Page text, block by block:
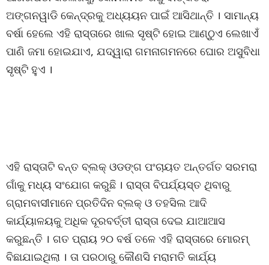
ଅଙ୍ଗନୱାଡି କେନ୍ଦ୍ରକୁ ଅଧ୍ୟୟନ ପାଇଁ ଆସିଥାନ୍ତି । ସାମାନ୍ୟ
ବର୍ଷା ହେଲେ ଏହି ରାସ୍ତାରେ ଖାଲ ସୃଷ୍ଟି ହୋଇ ଆଣ୍ଠୁଏ ଲେଖାଏଁ
ପାଣି ଜମା ହୋଇଯାଏ, ଯଦ୍ୱାରା ଗମନାଗମନରେ ଘୋର ଅସୁବିଧା
ସୃଷ୍ଟି ହୁଏ ।
ଏହି ରାସ୍ତାଟି ବନ୍ତ ବ୍ଲକ୍ ଓଡଙ୍ଗ ପଂଚାୟତ ଅନ୍ତର୍ଗତ ସରମରା
ଗାଁକୁ ମଧ୍ୟ ସଂଯୋଗ କରୁଛି । ରାସ୍ତା ବିପର୍ଯ୍ୟସ୍ତ ଥିବାରୁ
ଗ୍ରାମବାସୀମାନେ ପ୍ରତିଦିନ ବ୍ଲକ୍ ଓ ତହସିଲ ଆଦି
କାର୍ଯ୍ୟାଳୟକୁ ଅଧିକ ଦୂରବର୍ତ୍ତୀ ରାସ୍ତା ଦେଇ ଯାଆଆସ
କରୁଛନ୍ତି । ଗତ ପ୍ରାୟ ୨୦ ବର୍ଷ ତଳେ ଏହି ରାସ୍ତାରେ ମୋରମ୍
ବିଛାଯାଇଥିଲା । ତା ପରଠାରୁ କୌଣସି ମରାମତି କାର୍ଯ୍ୟ